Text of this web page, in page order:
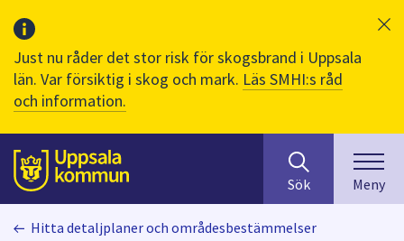
Just nu råder det stor risk för skogsbrand i Uppsala
län. Var försiktig i skog och mark. Läs SMHI:s råd
och information.
Till sidans
huvudinnehåll
efter
innehåll
på
webbplatsen.
Sök Meny
Hitta detaljplaner och områdesbestämmelser